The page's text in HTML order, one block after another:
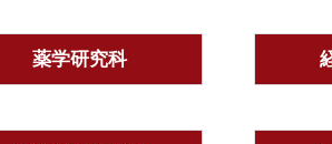
薬学研究科